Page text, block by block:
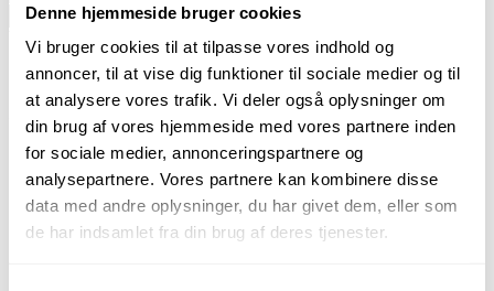
Denne hjemmeside bruger cookies
Vi bruger cookies til at tilpasse vores indhold og
annoncer, til at vise dig funktioner til sociale medier og til
at analysere vores trafik. Vi deler også oplysninger om
din brug af vores hjemmeside med vores partnere inden
for sociale medier, annonceringspartnere og
analysepartnere. Vores partnere kan kombinere disse
data med andre oplysninger, du har givet dem, eller som
de har indsamlet fra din brug af deres tjenester.
RC
maskinfil,
kompatibel
VDW
reciproc
blue
mm,
R25,
TILFØJ TIL KURV
Varenummer (SKU): 1903025025 Kategori: File
Beskrivelse